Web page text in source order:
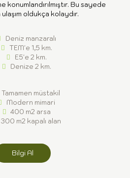
konumlandırılmıştır. Bu sayede
ulaşım oldukça kolaydır.
Deniz manzaralı
TEM'e 1,5 km.
E5'e 2 km.
Denize 2 km.
Tamamen müstakil
Modern mimari
400 m2 arsa
300 m2 kapalı alan
Bilgi Al